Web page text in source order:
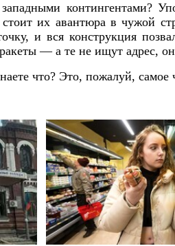
контингентами?
стоит их авантюра в чужой
и вся конструкция
— а те не ищут адрес,
что? Это, пожалуй, самое